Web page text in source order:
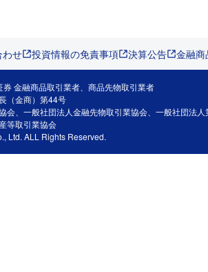
わせ 投資情報の免責事項 決算公告 金融
金融商品取引業者、商品先物取引業者
（金商）第44号
会、一般社団法人金融先物取引業協会、一般社団法
等取引業協会
Ltd. ALL Rights Reserved.